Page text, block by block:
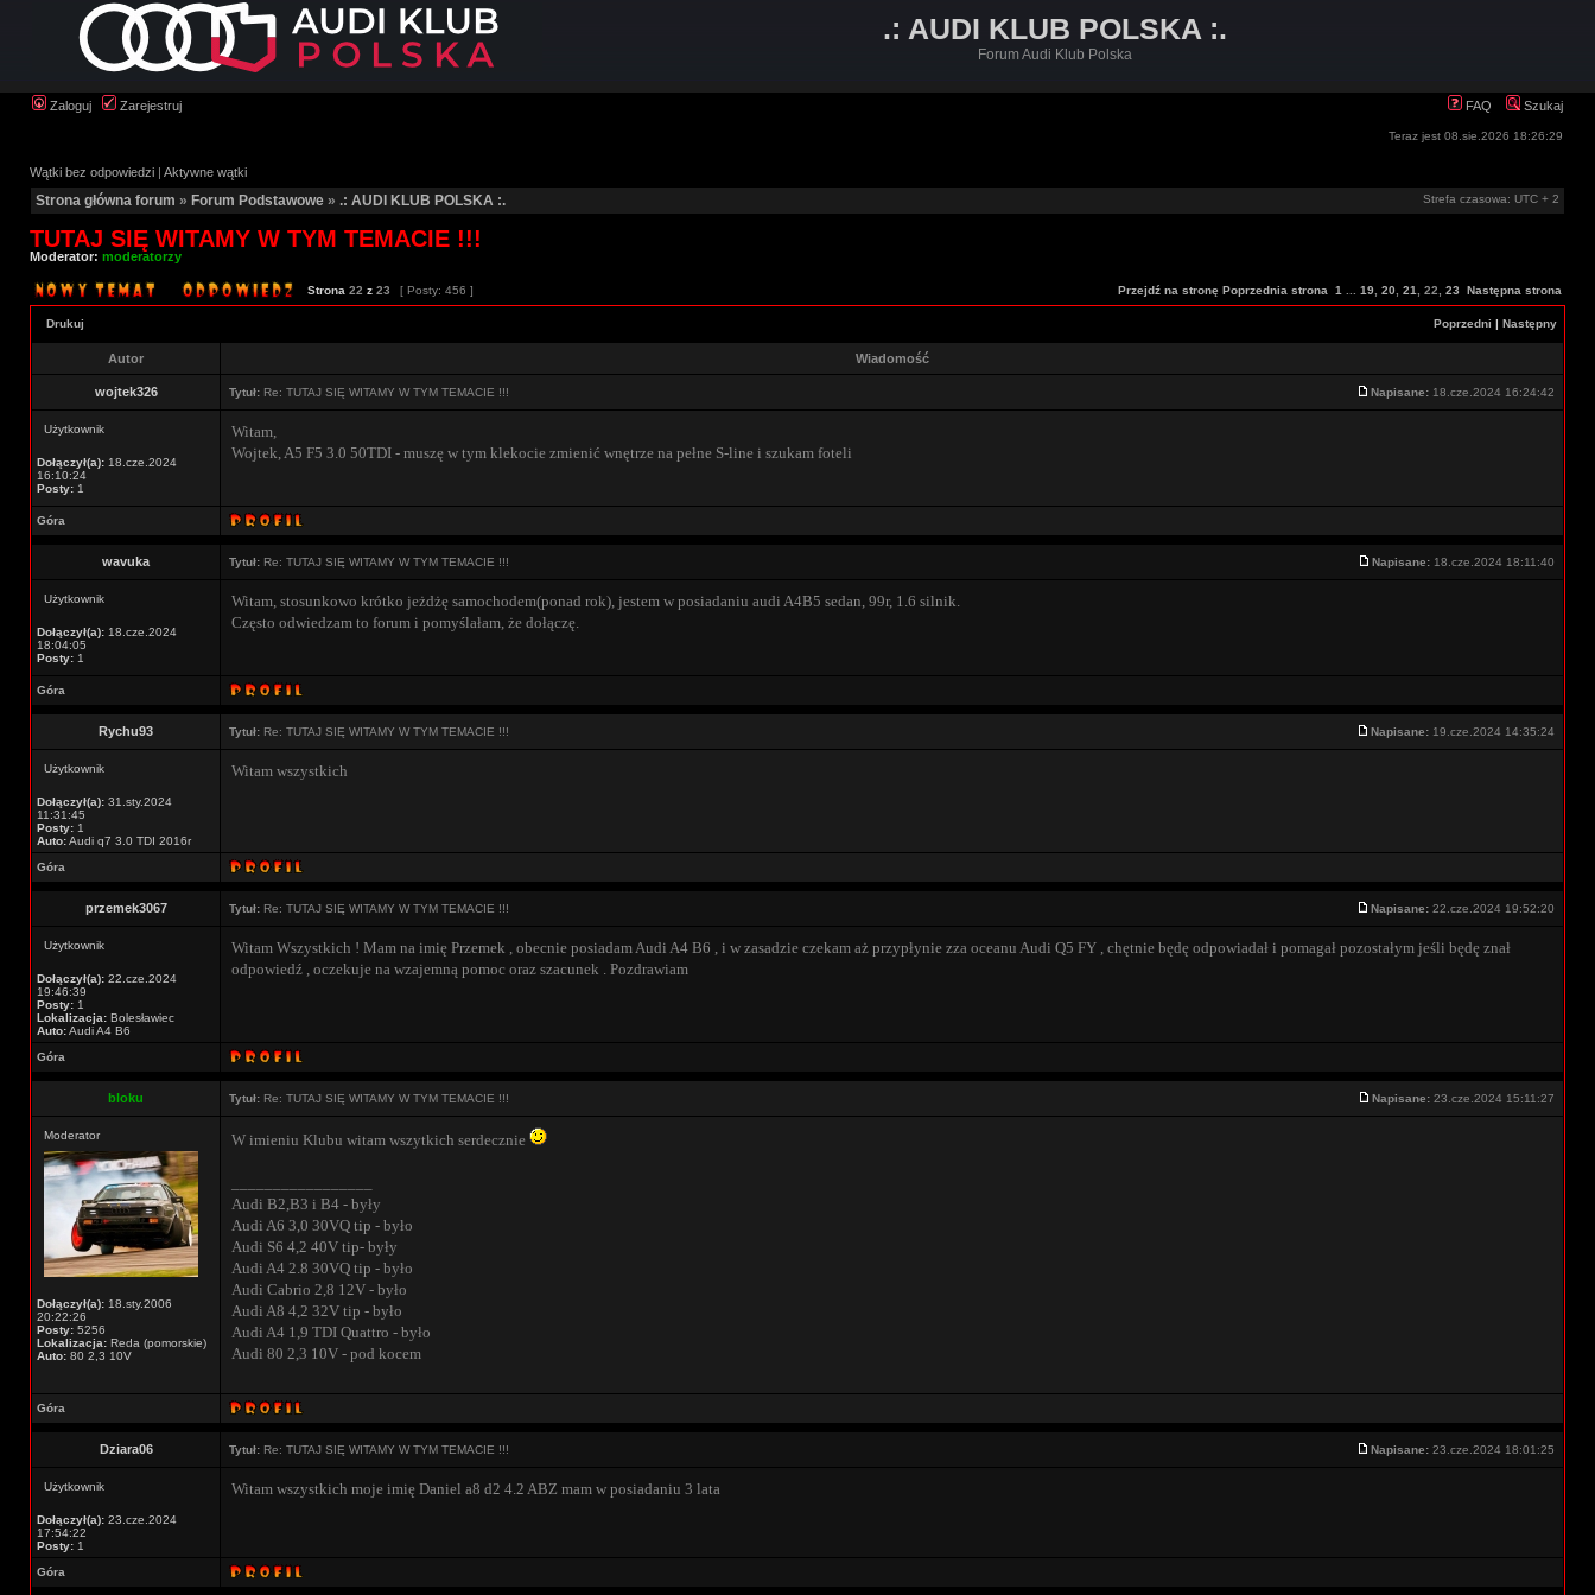
.: AUDI KLUB POLSKA :.
Forum Audi Klub Polska
Zaloguj Zarejestruj FAQ Szukaj
Teraz jest 08.sie.2026 18:26:29
Wątki bez odpowiedzi | Aktywne wątki
Strona główna forum » Forum Podstawowe » .: AUDI KLUB POLSKA :. Strefa czasowa: UTC + 2
TUTAJ SIĘ WITAMY W TYM TEMACIE !!!
Moderator: moderatorzy
Strona 22 z 23 [ Posty: 456 ] Przejdź na stronę Poprzednia strona 1 19 20 21 22 23 Następna strona
Drukuj Poprzedni | Następny
Autor Wiadomość
wojtek326 Tytuł: Re: TUTAJ SIĘ WITAMY W TYM TEMACIE !!! Napisane: 18.cze.2024 16:24:42
Użytkownik
Dołączył(a): 18.cze.2024
16:10:24
Posty: 1
Witam,
Wojtek, A5 F5 3.0 50TDI - muszę w tym klekocie zmienić wnętrze na pełne S-line i szukam foteli
Góra
wavuka Tytuł: Re: TUTAJ SIĘ WITAMY W TYM TEMACIE !!! Napisane: 18.cze.2024 18:11:40
Użytkownik
Dołączył(a): 18.cze.2024
18:04:05
Posty: 1
Witam, stosunkowo krótko jeżdżę samochodem(ponad rok), jestem w posiadaniu audi A4B5 sedan, 99r, 1.6 silnik.
Często odwiedzam to forum i pomyślałam, że dołączę.
Góra
Rychu93 Tytuł: Re: TUTAJ SIĘ WITAMY W TYM TEMACIE !!! Napisane: 19.cze.2024 14:35:24
Użytkownik
Dołączył(a): 31.sty.2024
11:31:45
Posty: 1
Auto:Audi q7 3.0 TDI 2016r
Witam wszystkich
Góra
przemek3067 Tytuł: Re: TUTAJ SIĘ WITAMY W TYM TEMACIE !!! Napisane: 22.cze.2024 19:52:20
Użytkownik
Dołączył(a): 22.cze.2024
19:46:39
Posty: 1
Lokalizacja: Bolesławiec
Auto:Audi A4 B6
Witam Wszystkich ! Mam na imię Przemek , obecnie posiadam Audi A4 B6 , i w zasadzie czekam aż przypłynie zza oceanu Audi Q5 FY , chętnie będę odpowiadał i pomagał pozostałym jeśli będę znał
odpowiedź , oczekuje na wzajemną pomoc oraz szacunek . Pozdrawiam
Góra
bloku Tytuł: Re: TUTAJ SIĘ WITAMY W TYM TEMACIE !!! Napisane: 23.cze.2024 15:11:27
Moderator
Dołączył(a): 18.sty.2006
20:22:26
Posty: 5256
Lokalizacja: Reda (pomorskie)
Auto: 80 2,3 10V
W imieniu Klubu witam wszytkich serdecznie
Audi B2,B3 i B4 - były
Audi A6 3,0 30VQ tip - było
Audi S6 4,2 40V tip- były
Audi A4 2.8 30VQ tip - było
Audi Cabrio 2,8 12V - było
Audi A8 4,2 32V tip - było
Audi A4 1,9 TDI Quattro - było
Audi 80 2,3 10V - pod kocem
Góra
Dziara06 Tytuł: Re: TUTAJ SIĘ WITAMY W TYM TEMACIE !!! Napisane: 23.cze.2024 18:01:25
Użytkownik
Dołączył(a): 23.cze.2024
17:54:22
Posty: 1
Witam wszystkich moje imię Daniel a8 d2 4.2 ABZ mam w posiadaniu 3 lata
Góra